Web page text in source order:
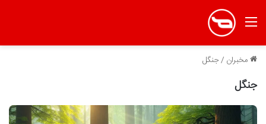
منو
مخبران /جنگل
جنگل